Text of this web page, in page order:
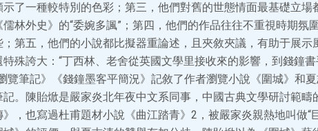
了一種較特別的色彩；第三，他們對舊的世態情面最基礎立場
林外史》的“委婉多諷”；第四，他們的作品往往不重視時期氛
第五，他們的小說都比擬器重論述，且夾敘夾議，有助于展示
殊誇大：“丁西林、老舍從英國文學里接收來的影響，到錢鐘
覽筆記》《錢鐘墨客平簡況》記敘了作者瀏覽小說《圍城》和
。陳貽焮是嚴家炎北年夜中文系同事，中國古典文學研討範疇
，也寫過杜甫題材小說《曲江踏青》2，被嚴家炎親熱地叫做“巨